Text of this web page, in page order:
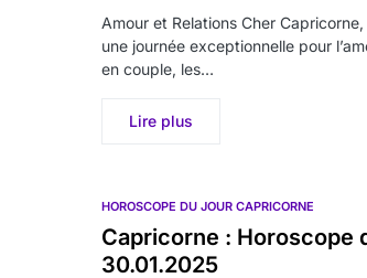
Amour et Relations Cher Capricorne,
une journée exceptionnelle pour
en couple, les…
Lire plus
HOROSCOPE DU JOUR CAPRICORNE
Capricorne : Horoscope
30.01.2025